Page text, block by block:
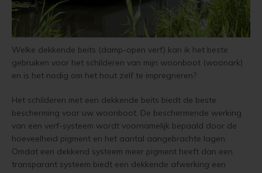
Vloerverf
Vloerlak
Vloerolie
White wash beits
Muurverf
Primers
Houten huis verven
Houten huis wit verven
Tuinhuis behandelen
Tuinhuis olien
Tuinhuis beitsen
Tuinhuis verven
Douglas white wash
Douglas hout impregneren en beitsen
Eikenhout impregneren en beitsen
Eikenhouten garage oliën
Eikenhout oliën in kleur 629 naturell
Zweedse woning schilderen
Jotun Panellakk Kleuren
Jotun NCS Kleurenwaaier
Jotun RAL Kleurenwaaier
Olympic Stain Kleuren
Sikkens Authentieke Kleuren
Sikkens 3031 - 4041 kleuren
Trebitt Oljebeis
Trebitt Matt Oljebeis
Trebitt Woodcare
Trestjerner Betongolje
Trestjerner Gulvmaling
Primadekk 02
Reviews
Reclameren
Retour
Duurzaamheid
Veel Gestelde Vragen
Garantie, Privacy & Cookie Voorwaarden
Welke dekkende beits (damp-open verf) kan ik het beste
gebruiken voor het schilderen van mijn woonboot (woonark)
en is het nodig om het hout zelf te impregneren?
Het schilderen met een dekkende beits biedt de beste
bescherming voor uw woonboot. De beschermende werking
van een verf-systeem wordt voornamelijk bepaald door de
hoeveelheid pigment en het aantal aangebrachte lagen.
Omdat een dekkend systeem meer pigment heeft dan een
transparant systeem biedt een dekkende afwerking een